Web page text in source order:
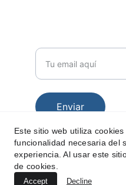
Enviar
Este sitio web utiliza
funcionalidad necesaria del
experiencia. Al usar este
de cookies.
Accept Decline